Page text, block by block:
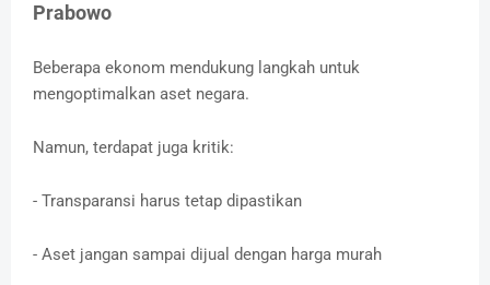
Prabowo
Beberapa ekonom mendukung langkah untuk
mengoptimalkan aset negara.
Namun, terdapat juga kritik:
- Transparansi harus tetap dipastikan
- Aset jangan sampai dijual dengan harga murah